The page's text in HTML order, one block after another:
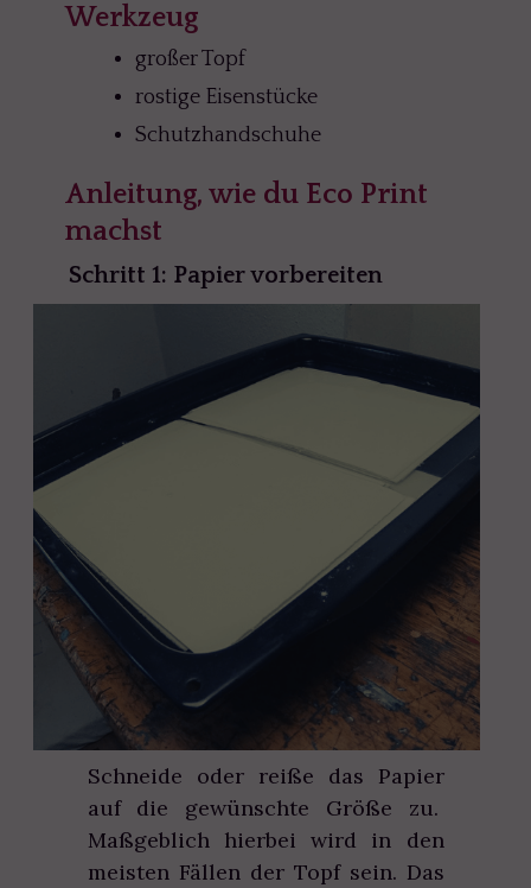
Werkzeug
großer Topf
rostige Eisenstücke
Schutzhandschuhe
Anleitung, wie du Eco Print
machst
Schritt 1: Papier vorbereiten
Schneide oder reiße das Papier
auf die gewünschte Größe zu.
Maßgeblich hierbei wird in den
meisten Fällen der Topf sein. Das